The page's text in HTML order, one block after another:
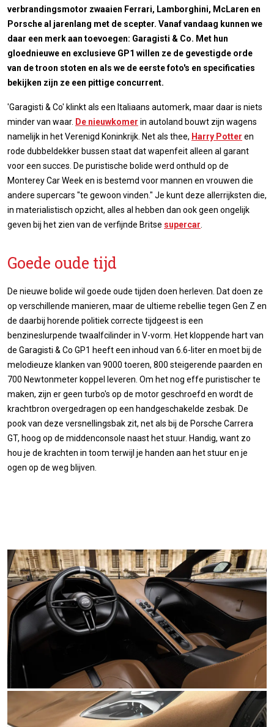
verbrandingsmotor zwaaien Ferrari, Lamborghini, McLaren en
Porsche al jarenlang met de scepter. Vanaf vandaag kunnen we
daar een merk aan toevoegen: Garagisti & Co. Met hun
gloednieuwe en exclusieve GP1 willen ze de gevestigde orde
van de troon stoten en als we de eerste foto's en specificaties
bekijken zijn ze een pittige concurrent.
'Garagisti & Co' klinkt als een Italiaans automerk, maar daar is niets
minder van waar. De nieuwkomer in autoland bouwt zijn wagens
namelijk in het Verenigd Koninkrijk. Net als thee, Harry Potter en
rode dubbeldekker bussen staat dat wapenfeit alleen al garant
voor een succes. De puristische bolide werd onthuld op de
Monterey Car Week en is bestemd voor mannen en vrouwen die
andere supercars "te gewoon vinden." Je kunt deze allerrijksten die,
in materialistisch opzicht, alles al hebben dan ook geen ongelijk
geven bij het zien van de verfijnde Britse supercar
Goede oude tijd
De nieuwe bolide wil goede oude tijden doen herleven. Dat doen ze
op verschillende manieren, maar de ultieme rebellie tegen Gen Z en
de daarbij horende politiek correcte tijdgeest is een
benzineslurpende twaalfcilinder in V-vorm. Het kloppende hart van
de Garagisti & Co GP1 heeft een inhoud van 6.6-liter en moet bij de
melodieuze klanken van 9000 toeren, 800 steigerende paarden en
700 Newtonmeter koppel leveren. Om het nog effe puristischer te
maken, zijn er geen turbo's op de motor geschroefd en wordt de
krachtbron overgedragen op een handgeschakelde zesbak. De
pook van deze versnellingsbak zit, net als bij de Porsche Carrera
GT, hoog op de middenconsole naast het stuur. Handig, want zo
hou je de krachten in toom terwijl je handen aan het stuur en je
ogen op de weg blijven.